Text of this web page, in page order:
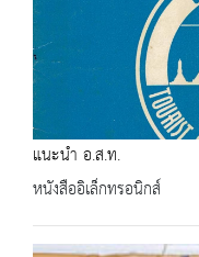
แนะนำ อ.ส.ท.
หนังสืออิเล็กทรอนิกส์